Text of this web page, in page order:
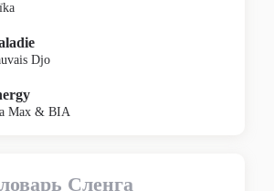
Djo
Max & BIA
Сленга